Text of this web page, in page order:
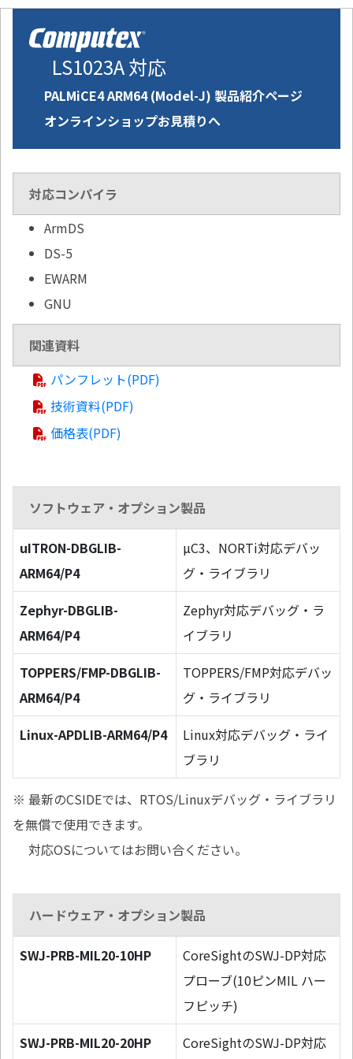
LS1023A 対応
PALMiCE4 ARM64 (Model-J) 製品紹介ページ
オンラインショップお見積りへ
対応コンパイラ
ArmDS
DS-5
EWARM
GNU
関連資料
パンフレット(PDF)
技術資料(PDF)
価格表(PDF)
ソフトウェア・オプション製品
uITRON-DBGLIB-
ARM64/P4
µC3、NORTi対応デバッ
グ・ライブラリ
Zephyr-DBGLIB-
ARM64/P4
Zephyr対応デバッグ・ラ
イブラリ
TOPPERS/FMP-DBGLIB-
ARM64/P4
TOPPERS/FMP対応デバッ
グ・ライブラリ
Linux-APDLIB-ARM64/P4
Linux対応デバッグ・ライ
ブラリ
※ 最新のCSIDEでは、RTOS/Linuxデバッグ・ライブラリ
を無償で使用できます。
対応OSについてはお問い合ください。
ハードウェア・オプション製品
SWJ-PRB-MIL20-10HP
CoreSightのSWJ-DP対応
プローブ(10ピンMIL ハー
フピッチ)
SWJ-PRB-MIL20-20HP
CoreSightのSWJ-DP対応